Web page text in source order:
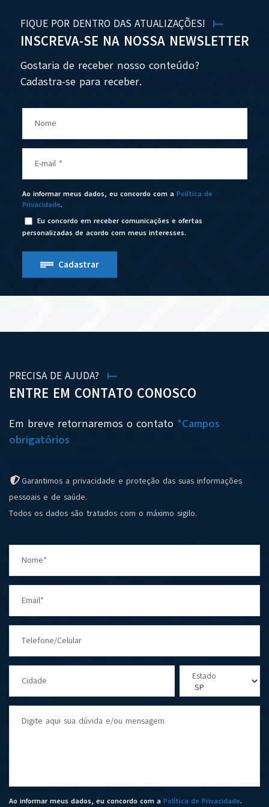
FIQUE POR DENTRO DAS ATUALIZAÇÕES!
INSCREVA-SE NA NOSSA NEWSLETTER
Gostaria de receber nosso conteúdo?
Cadastra-se para receber.
Nome
E-mail *
Ao informar meus dados, eu concordo com a Política de
Privacidade.
Eu concordo em receber comunicações e ofertas
personalizadas de acordo com meus interesses.
Cadastrar
PRECISA DE AJUDA?
ENTRE EM CONTATO CONOSCO
Em breve retornaremos o contato *Campos
obrigatórios
Garantimos a privacidade e proteção das suas informações
pessoais e de saúde.
Todos os dados são tratados com o máximo sigilo.
Nome*
Email*
Telefone/Celular
Cidade Estado
Digite aqui sua dúvida e/ou mensagem
Ao informar meus dados, eu concordo com a Política de Privacidade.